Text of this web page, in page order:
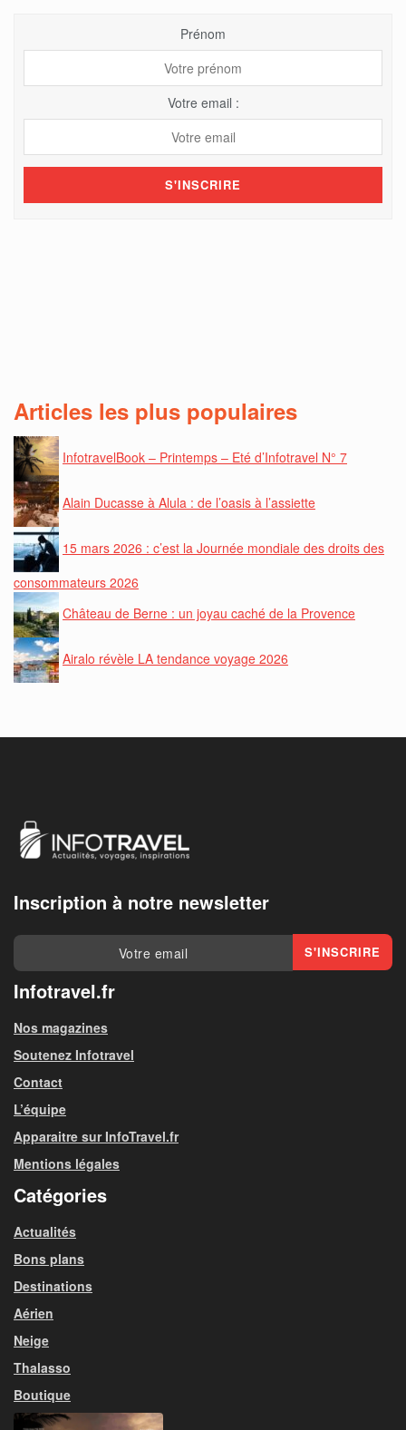
Prénom
Votre email :
Articles les plus populaires
InfotravelBook – Printemps – Eté d’Infotravel N° 7
Alain Ducasse à Alula : de l’oasis à l’assiette
15 mars 2026 : c’est la Journée mondiale des droits des
consommateurs 2026
Château de Berne : un joyau caché de la Provence
Airalo révèle LA tendance voyage 2026
Inscription à notre newsletter
Infotravel.fr
Nos magazines
Soutenez Infotravel
Contact
L’équipe
Apparaitre sur InfoTravel.fr
Mentions légales
Catégories
Actualités
Bons plans
Destinations
Aérien
Neige
Thalasso
Boutique